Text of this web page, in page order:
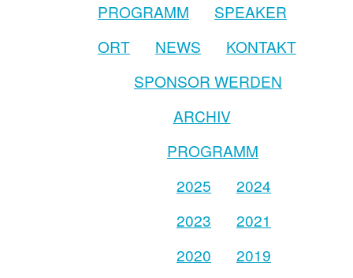
PROGRAMM
SPEAKER
ORT
NEWS
KONTAKT
SPONSOR WERDEN
ARCHIV
PROGRAMM
2025
2024
2023
2021
2020
2019